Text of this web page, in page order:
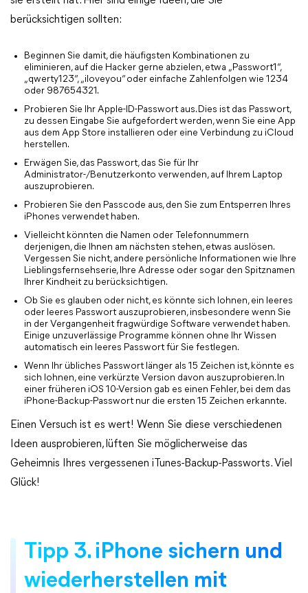
berücksichtigen sollten:
Beginnen Sie damit, die häufigsten Kombinationen zu
eliminieren, auf die Hacker gerne abzielen, etwa „Passwort1“,
„qwerty123“, „iloveyou“ oder einfache Zahlenfolgen wie 1234
oder 987654321.
Probieren Sie Ihr Apple-ID-Passwort aus. Dies ist das Passwort,
zu dessen Eingabe Sie aufgefordert werden, wenn Sie eine App
aus dem App Store installieren oder eine Verbindung zu iCloud
herstellen.
Erwägen Sie, das Passwort, das Sie für Ihr
Administrator-/Benutzerkonto verwenden, auf Ihrem Laptop
auszuprobieren.
Probieren Sie den Passcode aus, den Sie zum Entsperren Ihres
iPhones verwendet haben.
Vielleicht könnten die Namen oder Telefonnummern
derjenigen, die Ihnen am nächsten stehen, etwas auslösen.
Vergessen Sie nicht, andere persönliche Informationen wie Ihre
Lieblingsfernsehserie, Ihre Adresse oder sogar den Spitznamen
Ihrer Kindheit zu berücksichtigen.
Ob Sie es glauben oder nicht, es könnte sich lohnen, ein leeres
oder leeres Passwort auszuprobieren, insbesondere wenn Sie
in der Vergangenheit fragwürdige Software verwendet haben.
Einige unzuverlässige Programme können ohne Ihr Wissen
automatisch ein leeres Passwort für Sie festlegen.
Wenn Ihr übliches Passwort länger als 15 Zeichen ist, könnte es
sich lohnen, eine verkürzte Version davon auszuprobieren. In
einer früheren iOS 10-Version gab es einen Fehler, bei dem das
iPhone-Backup-Passwort nur die ersten 15 Zeichen erkannte.
Einen Versuch ist es wert! Wenn Sie diese verschiedenen
Ideen ausprobieren, lüften Sie möglicherweise das
Geheimnis Ihres vergessenen iTunes-Backup-Passworts. Viel
Glück!
Tipp 3. iPhone sichern und
wiederherstellen mit